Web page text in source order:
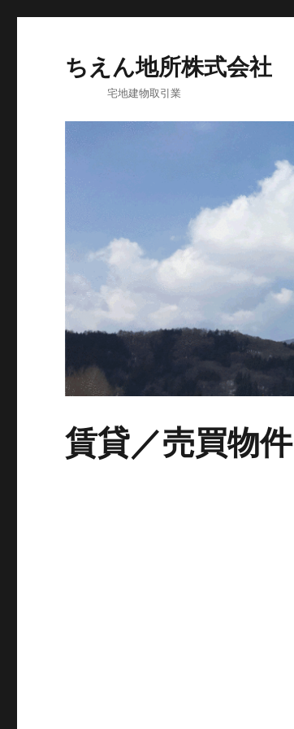
ちえん地所株式会社
宅地建物取引業
賃貸／売買物件